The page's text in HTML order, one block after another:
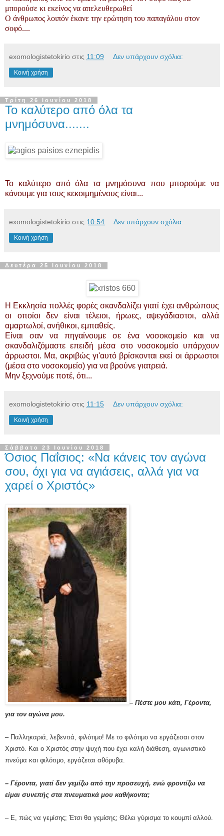
μπορούσε κι εκείνος να απελευθερωθεί
Ο άνθρωπος λοιπόν έκανε την ερώτηση του παπαγάλου στον
σοφό....
exomologistetokirio στις 11:09 Δεν υπάρχουν σχόλια:
Κοινή χρήση
Τρίτη 26 Ιουνίου 2018
Το καλύτερο από όλα τα
μνημόσυνα.......
Το καλύτερο από όλα τα μνημόσυνα που μπορούμε να
κάνουμε για τους κεκοιμημένους είναι...
exomologistetokirio στις 10:54 Δεν υπάρχουν σχόλια:
Κοινή χρήση
Δευτέρα 25 Ιουνίου 2018
Η Εκκλησία πολλές φορές σκανδαλίζει γιατί έχει ανθρώπους
οι οποίοι δεν είναι τέλειοι, ήρωες, αψεγάδιαστοι, αλλά
αμαρτωλοί, ανήθικοι, εμπαθείς.
Είναι σαν να πηγαίνουμε σε ένα νοσοκομείο και να
σκανδαλιζόμαστε επειδή μέσα στο νοσοκομείο υπάρχουν
άρρωστοι. Μα, ακριβώς γι'αυτό βρίσκονται εκεί οι άρρωστοι
(μέσα στο νοσοκομείο) για να βρούνε γιατρειά.
Μην ξεχνούμε ποτέ, ότι...
exomologistetokirio στις 11:15 Δεν υπάρχουν σχόλια:
Κοινή χρήση
Σάββατο 23 Ιουνίου 2018
Όσιος Παΐσιος: «Να κάνεις τον αγώνα
σου, όχι για να αγιάσεις, αλλά για να
χαρεί ο Χριστός»
– Πέστε μου κάτι, Γέροντα,
για τον αγώνα μου.
– Παλληκαριά, λεβεντιά, φιλότιμο! Με το φιλότιμο να εργάζεσαι στον
Χριστό. Και ο Χριστός στην ψυχή που έχει καλή διάθεση, αγωνιστικό
πνεύμα και φιλότιμο, εργάζεται αθόρυβα.
– Γέροντα, γιατί δεν γεμίζω από την προσευχή, ενώ φροντίζω να
είμαι συνεπής στα πνευματικά μου καθήκοντα;
– Ε, πώς να γεμίσης; Έτσι θα γεμίσης; Θέλει γύρισμα το κουμπί αλλού.